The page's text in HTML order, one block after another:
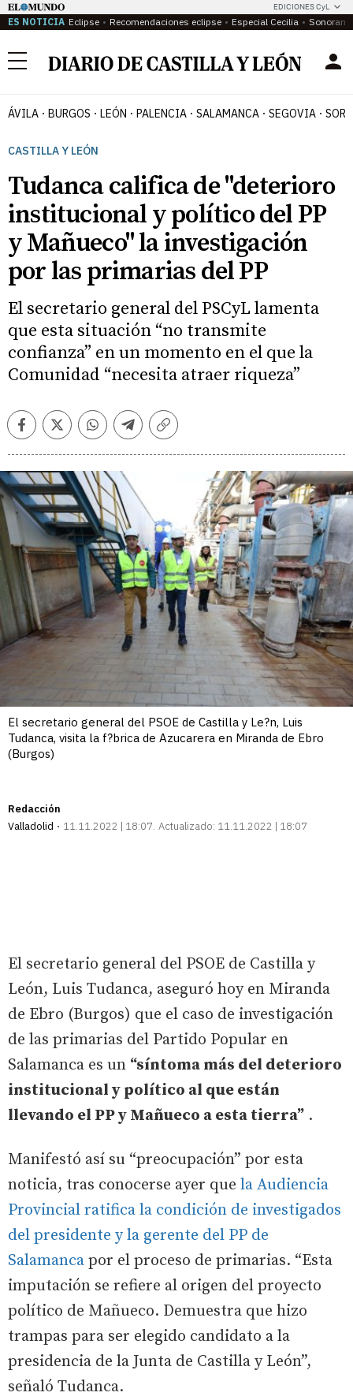
EDICIONES CyL
ES NOTICIA Eclipse Recomendaciones eclipse Especial Cecilia
Menú
ÁVILA BURGOS LEÓN PALENCIA SALAMANCA SEGOVIA
CASTILLA Y LEÓN
Tudanca califica de "deterioro
institucional y político del PP
y Mañueco" la investigación
por las primarias del PP
El secretario general del PSCyL lamenta
que esta situación “no transmite
confianza” en un momento en el que la
Comunidad “necesita atraer riqueza”
FacebookTwitterWhatsappTelegramCopiar
El secretario general del PSOE de Castilla y Le?n, Luis
Tudanca, visita la f?brica de Azucarera en Miranda de Ebro
(Burgos)
Redacción
Valladolid
11.11.2022 | 18:07 Actualizado: 11.11.2022 | 18:07
El secretario general del PSOE de Castilla y
León, Luis Tudanca, aseguró hoy en Miranda
de Ebro (Burgos) que el caso de investigación
de las primarias del Partido Popular en
Salamanca es un “síntoma más del deterioro
institucional y político al que están
llevando el PP y Mañueco a esta tierra” .
Manifestó así su “preocupación” por esta
noticia, tras conocerse ayer que la Audiencia
Provincial ratifica la condición de investigados
del presidente y la gerente del PP de
Salamanca por el proceso de primarias. “Esta
imputación se refiere al origen del proyecto
político de Mañueco. Demuestra que hizo
trampas para ser elegido candidato a la
presidencia de la Junta de Castilla y León”,
señaló Tudanca.